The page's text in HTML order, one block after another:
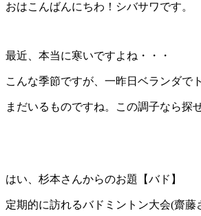
おはこんばんにちわ！シバサワです。
最近、本当に寒いですよね・・・
こんな季節ですが、一昨日ベランダで
まだいるものですね。この調子なら探
はい、杉本さんからのお題【バド】
定期的に訪れるバドミントン大会(齋